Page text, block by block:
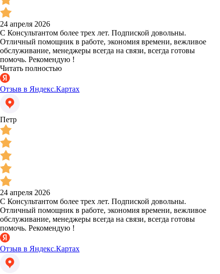
24 апреля 2026
С Консультантом более трех лет. Подпиской довольны.
Отличный помощник в работе, экономия времени, вежливое
обслуживание, менеджеры всегда на связи, всегда готовы
помочь. Рекомендую !
Читать полностью
Отзыв в Яндекс.Картах
Петр
24 апреля 2026
С Консультантом более трех лет. Подпиской довольны.
Отличный помощник в работе, экономия времени, вежливое
обслуживание, менеджеры всегда на связи, всегда готовы
помочь. Рекомендую !
Отзыв в Яндекс.Картах